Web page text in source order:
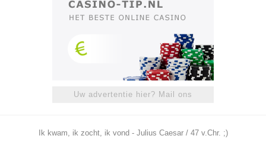
Uw advertentie hier? Mail ons
Ik kwam, ik zocht, ik vond - Julius Caesar / 47 v.Chr. ;)